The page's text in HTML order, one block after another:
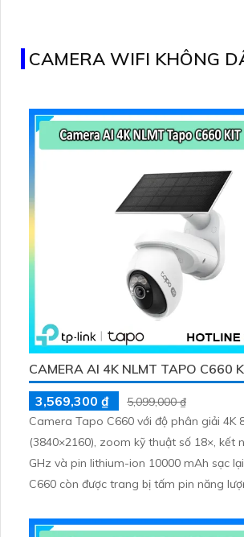
CAMERA WIFI KHÔNG
CAMERA AI 4K NLMT TAPO C660
3,569,300 ₫
5,099,000 ₫
Camera Tapo C660 với độ phân giải 4K
(3840×2160), zoom kỹ thuật số 18×, kết
GHz và pin lithium-ion 10000 mAh sạc
C660 còn được trang bị tấm pin năng
tiện, lưu trữ thẻ microSD tối đa 512 GB